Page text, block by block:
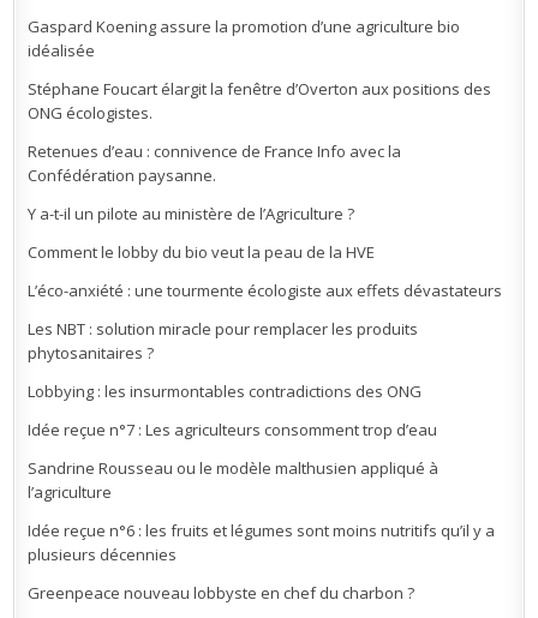
Gaspard Koening assure la promotion d’une agriculture bio
idéalisée
Stéphane Foucart élargit la fenêtre d’Overton aux positions des
ONG écologistes.
Retenues d’eau : connivence de France Info avec la
Confédération paysanne.
Y a-t-il un pilote au ministère de l’Agriculture ?
Comment le lobby du bio veut la peau de la HVE
L’éco-anxiété : une tourmente écologiste aux effets dévastateurs
Les NBT : solution miracle pour remplacer les produits
phytosanitaires ?
Lobbying : les insurmontables contradictions des ONG
Idée reçue n°7 : Les agriculteurs consomment trop d’eau
Sandrine Rousseau ou le modèle malthusien appliqué à
l’agriculture
Idée reçue n°6 : les fruits et légumes sont moins nutritifs qu’il y a
plusieurs décennies
Greenpeace nouveau lobbyste en chef du charbon ?